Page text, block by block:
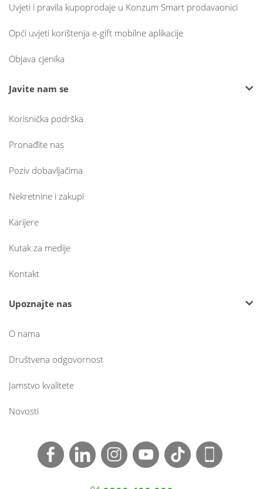
Uvjeti i pravila kupoprodaje u Konzum Smart prodavaonici
Opći uvjeti korištenja e-gift mobilne aplikacije
Objava cjenika
Javite nam se
Korisnička podrška
Pronađite nas
Poziv dobavljačima
Nekretnine i zakupi
Karijere
Kutak za medije
Kontakt
Upoznajte nas
O nama
Društvena odgovornost
Jamstvo kvalitete
Novosti